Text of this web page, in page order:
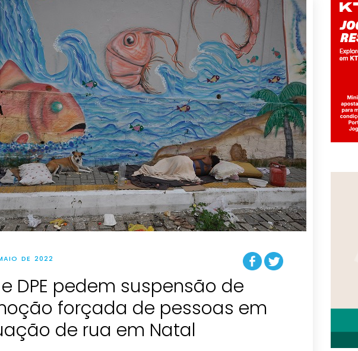
DE 2022
e DPE pedem suspensão de
forçada de pessoas em
de rua em Natal